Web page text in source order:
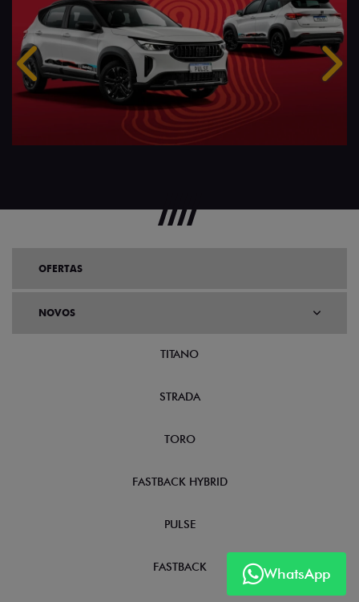
Anterior
WhatsApp
OFERTAS
NOVOS
TITANO
STRADA
TORO
FASTBACK HYBRID
PULSE
FASTBACK